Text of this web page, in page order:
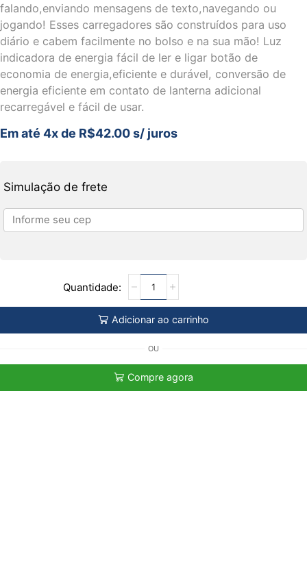
falando,enviando mensagens de texto,navegando ou
jogando! Esses carregadores são construídos para uso
diário e cabem facilmente no bolso e na sua mão! Luz
indicadora de energia fácil de ler e ligar botão de
economia de energia,eficiente e durável, conversão de
energia eficiente em contato de lanterna adicional
recarregável e fácil de usar.
Em até 4x de R$42.00s/ juros
Simulação de frete
Adicionar ao carrinho
OU
Compre agora